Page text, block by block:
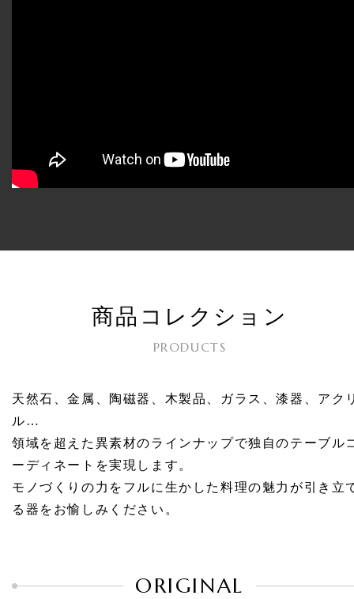
商品コレクション
PRODUCTS
天然石、金属、陶磁器、木製品、ガラス、漆器、アク
ル…
領域を超えた異素材のラインナップで独自のテーブル
ーディネートを実現します。
モノづくりの力をフルに生かした料理の魅力が引き立
る器をお愉しみください。
ORIGINAL